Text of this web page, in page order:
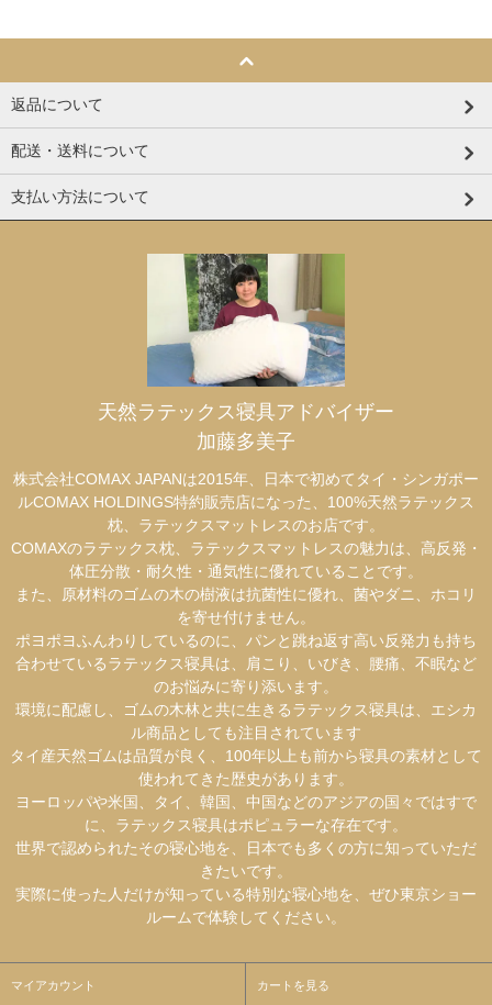
返品について
配送・送料について
支払い方法について
天然ラテックス寝具アドバイザー
加藤多美子
株式会社COMAX JAPANは2015年、日本で初めてタイ・シンガポー
ルCOMAX HOLDINGS特約販売店になった、100%天然ラテックス
枕、ラテックスマットレスのお店です。
COMAXのラテックス枕、ラテックスマットレスの魅力は、高反発・
体圧分散・耐久性・通気性に優れていることです。
また、原材料のゴムの木の樹液は抗菌性に優れ、菌やダニ、ホコリ
を寄せ付けません。
ポヨポヨふんわりしているのに、パンと跳ね返す高い反発力も持ち
合わせているラテックス寝具は、肩こり、いびき、腰痛、不眠など
のお悩みに寄り添います。
環境に配慮し、ゴムの木林と共に生きるラテックス寝具は、エシカ
ル商品としても注目されています
タイ産天然ゴムは品質が良く、100年以上も前から寝具の素材として
使われてきた歴史があります。
ヨーロッパや米国、タイ、韓国、中国などのアジアの国々ではすで
に、ラテックス寝具はポピュラーな存在です。
世界で認められたその寝心地を、日本でも多くの方に知っていただ
きたいです。
実際に使った人だけが知っている特別な寝心地を、ぜひ東京ショー
ルームで体験してください。
マイアカウント カートを見る